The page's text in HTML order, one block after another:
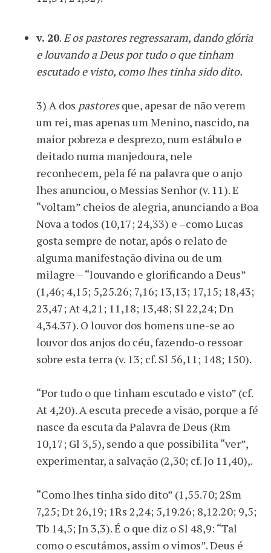
v. 20. E os pastores regressaram, dando glória
e louvando a Deus por tudo o que tinham
escutado e visto, como lhes tinha sido dito.
3) A dos pastoresque, apesar de não verem
um rei, mas apenas um Menino, nascido, na
maior pobreza e desprezo, num estábulo e
deitado numa manjedoura, nele
reconhecem, pela fé na palavra que o anjo
lhes anunciou, o Messias Senhor (v. 11). E
“voltam” cheios de alegria, anunciando a Boa
Nova a todos (10,17; 24,33) e –como Lucas
gosta sempre de notar, após o relato de
alguma manifestação divina ou de um
milagre – “louvando e glorificando a Deus”
(1,46; 4,15; 5,25.26; 7,16; 13,13; 17,15; 18,43;
23,47; At 4,21; 11,18; 13,48; Sl 22,24; Dn
4,34.37). O louvor dos homens une-se ao
louvor dos anjos do céu, fazendo-o ressoar
sobre esta terra (v. 13; cf. Sl 56,11; 148; 150).
“Por tudo o que tinham escutado e visto” (cf.
At 4,20). A escuta precede a visão, porque a fé
nasce da escuta da Palavra de Deus (Rm
10,17; Gl 3,5), sendo a que possibilita “ver”,
experimentar, a salvação (2,30; cf. Jo 11,40),.
“Como lhes tinha sido dito” (1,55.70; 2Sm
7,25; Dt 26,19; 1Rs 2,24; 5,19.26; 8,12.20; 9,5;
Tb 14,5; Jn 3,3). É o que diz o Sl 48,9: “Tal
como o escutámos, assim o vimos”. Deus é